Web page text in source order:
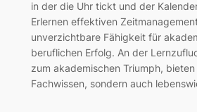
in der die Uhr tickt und der
Erlernen effektiven
unverzichtbare Fähigkeit für
beruflichen Erfolg. An der
zum akademischen Triumph,
Fachwissen, sondern auch